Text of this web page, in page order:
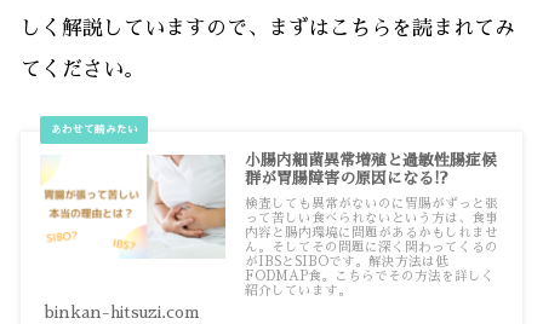
しく解説していますので、まずはこちらを読まれてみ
てください。
小腸内細菌異常増殖と過敏性腸症候
群が胃腸障害の原因になる!?
検査しても異常がないのに胃腸がずっと張
って苦しい食べられないという方は、食事
内容と腸内環境に問題があるかもしれませ
ん。そしてその問題に深く関わってくるの
がIBSとSIBOです。解決方法は低
FODMAP食。こちらでその方法を詳しく
紹介しています。
binkan-hitsuzi.com